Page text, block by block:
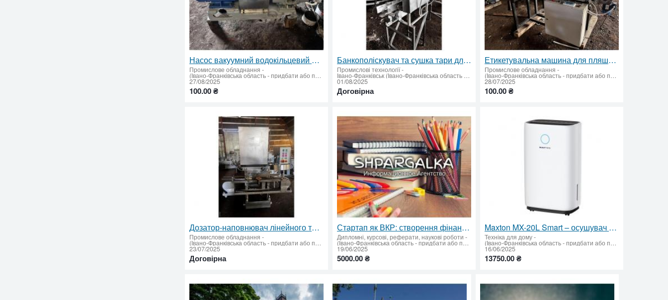
Насос вакуумний водокільцевий SIGMA з електродвигуном 11,5 кВт✅
Промислове обладнання -
(Івано-Франківська область - придбати або продати)
27/08/2025
100.00 ₴
Банкополіскувач та сушка тари для харчового виробництва | Продуктивність до 6000 банок/год ✅
Промислові технології-
Івано-Франківськ (Івано-Франківська область - придбати або продати)
01/08/2025
Договірна
Етикетувальна машина для пляшок та банок
Промислове обладнання -
(Івано-Франківська область - придбати або продати)
28/07/2025
100.00 ₴
Дозатор-наповнювач лінейного типу UNIPAK
Промислове обладнання -
(Івано-Франківська область - придбати або продати)
23/07/2025
Договірна
Стартап як ВКР: створення фінансових моделей та технічного обґрунтування проєкту
Дипломні, курсові, реферати, наукові роботи -
(Івано-Франківська область - придбати або продати)
19/06/2025
5000.00 ₴
Maxton MX-20L Smart – осушувач повітря з Wi-Fi керуванням та іонізатором
Техніка для дому-
(Івано-Франківська область - придбати або продати)
16/06/2025
13750.00 ₴